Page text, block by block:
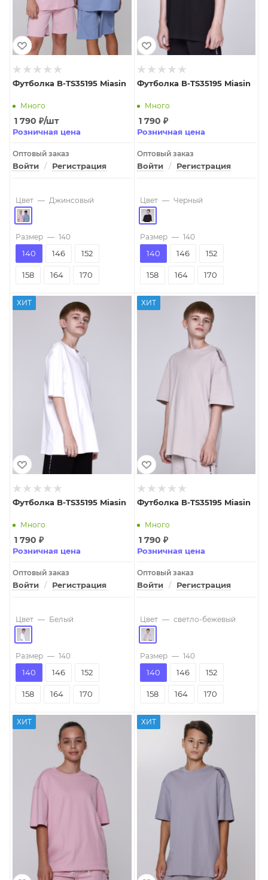
Футболка B-TS35195 Miasin
Много
1 790 ₽/шт
Розничная цена
Оптовый заказ
Войти / Регистрация
Цвет — Джинсовый
Размер — 140
140 146 152
158 164 170
Футболка B-TS35195 Miasin
Много
1 790 ₽
Розничная цена
Оптовый заказ
Войти / Регистрация
Цвет — Черный
Размер — 140
140 146 152
158 164 170
ХИТ
Футболка B-TS35195 Miasin
Много
1 790 ₽
Розничная цена
Оптовый заказ
Войти / Регистрация
Цвет — Белый
Размер — 140
140 146 152
158 164 170
ХИТ
Футболка B-TS35195 Miasin
Много
1 790 ₽
Розничная цена
Оптовый заказ
Войти / Регистрация
Цвет — светло-бежевый
Размер — 140
140 146 152
158 164 170
ХИТ ХИТ